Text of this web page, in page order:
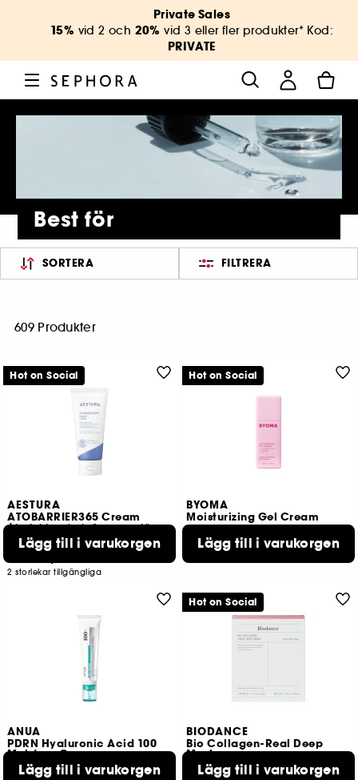
Private Sales
15% vid 2 och 20% vid 3 eller fler produkter* Kod:
PRIVATE
Best för
SORTERA FILTRERA
609 Produkter
AESTURA
ATOBARRIER365 Cream
Återfuktande kräm som förstärker hudbarriären
997
2 storlekar tillgängliga
Lägg till i varukorgen
Hot on Social
BYOMA
Moisturizing Gel Cream
370
Lägg till i varukorgen
Hot on Social
ANUA
PDRN Hyaluronic Acid 100
Moisture Cream
Lätt fuktkräm
Lägg till i varukorgen
BIODANCE
Bio Collagen-Real Deep
Mask
återfuktande och uppstramande mask
Lägg till i varukorgen
Hot on Social